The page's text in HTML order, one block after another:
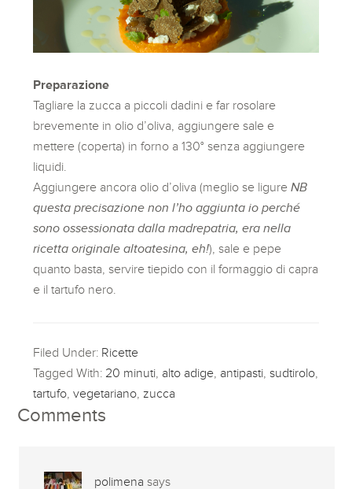
Preparazione
Tagliare la zucca a piccoli dadini e far rosolare
brevemente in olio d’oliva, aggiungere sale e
mettere (coperta) in forno a 130° senza aggiungere
liquidi.
Aggiungere ancora olio d’oliva (meglio se ligureNB
questa precisazione non l’ho aggiunta io perché
sono ossessionata dalla madrepatria, era nella
ricetta originale altoatesina, eh!), sale e pepe
quanto basta, servire tiepido con il formaggio di capra
e il tartufo nero.
Filed Under: Ricette
Tagged With: 20 minuti alto adige antipasti ,sudtirolo
tartufo ,vegetariano zucca
Comments
polimena says